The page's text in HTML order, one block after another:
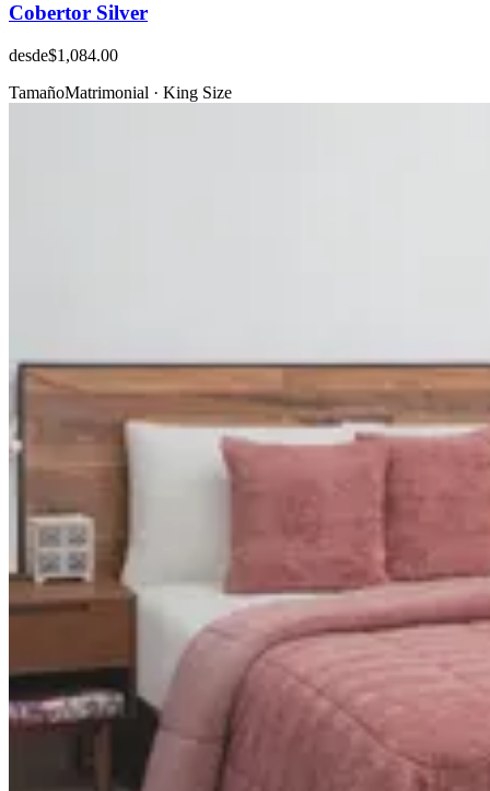
Cobertor Silver
desde$1,084.00
TamañoMatrimonial · King Size